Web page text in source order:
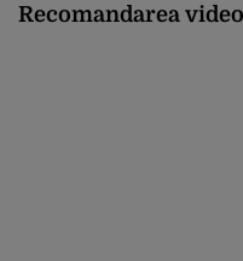
Recomandarea video